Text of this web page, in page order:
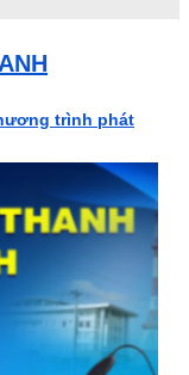
trình phát